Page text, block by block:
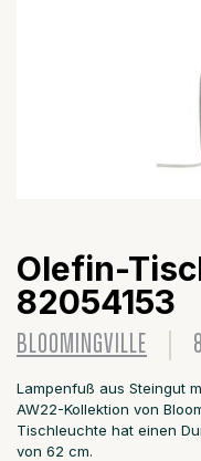
Olefin-
82054153
BLOOMINGVILLE
Lampenfuß aus Steingut
AW22-Kollektion von
Tischleuchte hat einen
von 62 cm.